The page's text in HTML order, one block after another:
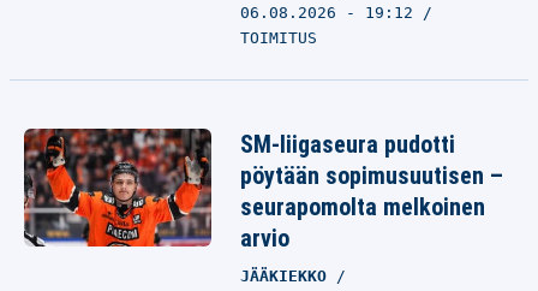
06.08.2026 - 19:12
TOIMITUS
SM-liigaseura pudotti
pöytään sopimusuutisen –
seurapomolta melkoinen
arvio
JÄÄKIEKKO